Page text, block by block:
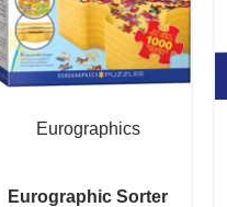
Eurographics
Eurographic Sorter